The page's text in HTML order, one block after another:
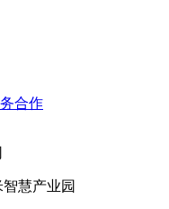
合作
慧产业园